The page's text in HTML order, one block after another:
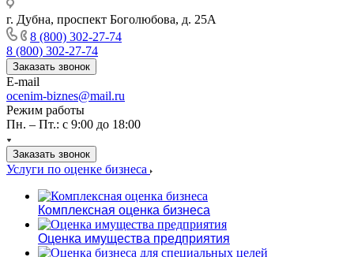
г. Дубна, проспект Боголюбова, д. 25А
8 (800) 302-27-74
8 (800) 302-27-74
Заказать звонок
E-mail
ocenim-biznes@mail.ru
Режим работы
Пн. – Пт.: с 9:00 до 18:00
Заказать звонок
Услуги по оценке бизнеса
Комплексная оценка бизнеса
Оценка имущества предприятия